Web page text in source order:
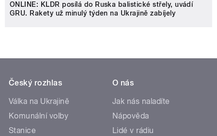
ONLINE: KLDR posílá do Ruska balistické střely, uvádí
GRU. Rakety už minulý týden na Ukrajině zabíjely
Český rozhlas
Válka na Ukrajině
Komunální volby
Stanice
O nás
Jak nás naladíte
Nápověda
Lidé v rádiu